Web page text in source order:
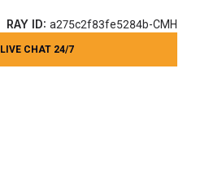
RAY ID: a275c2f83fe5284b-CMH
LIVE CHAT 24/7